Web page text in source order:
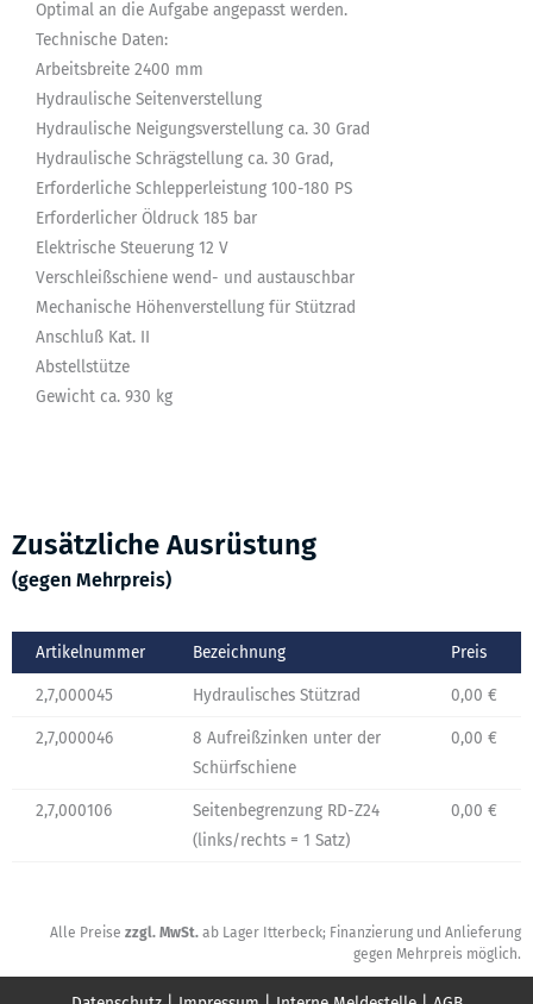
Optimal an die Aufgabe angepasst werden.
Technische Daten:
Arbeitsbreite 2400 mm
Hydraulische Seitenverstellung
Hydraulische Neigungsverstellung ca. 30 Grad
Hydraulische Schrägstellung ca. 30 Grad,
Erforderliche Schlepperleistung 100-180 PS
Erforderlicher Öldruck 185 bar
Elektrische Steuerung 12 V
Verschleißschiene wend- und austauschbar
Mechanische Höhenverstellung für Stützrad
Anschluß Kat. II
Abstellstütze
Gewicht ca. 930 kg
Zusätzliche Ausrüstung
(gegen Mehrpreis)
Artikelnummer Bezeichnung Preis
2,7,000045 Hydraulisches Stützrad 0,00 €
2,7,000046
8 Aufreißzinken unter der
Schürfschiene
0,00 €
2,7,000106
Seitenbegrenzung RD-Z24
(links/rechts = 1 Satz)
0,00 €
Alle Preise zzgl. MwSt. ab Lager Itterbeck; Finanzierung und Anlieferung
gegen Mehrpreis möglich.